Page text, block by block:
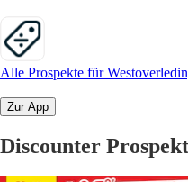
Alle Prospekte für
Zur App
Discounter